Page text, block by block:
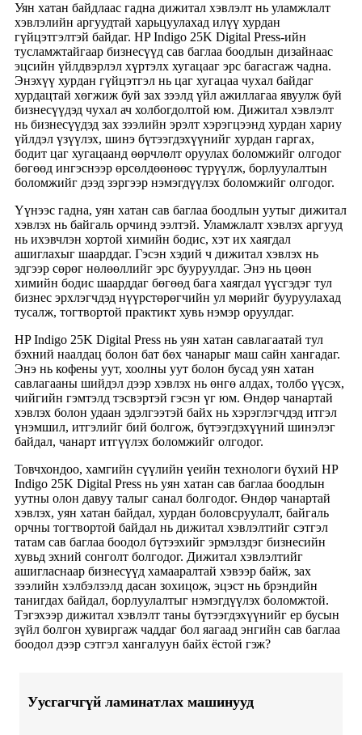
Уян хатан байдлаас гадна дижитал хэвлэлт нь уламжлалт
хэвлэлийн аргуудтай харьцуулахад илүү хурдан
гүйцэтгэлтэй байдаг. HP Indigo 25K Digital Press-ийн
тусламжтайгаар бизнесүүд сав баглаа боодлын дизайнаас
эцсийн үйлдвэрлэл хүртэлх хугацааг эрс багасгаж чадна.
Энэхүү хурдан гүйцэтгэл нь цаг хугацаа чухал байдаг
хурдацтай хөгжиж буй зах зээлд үйл ажиллагаа явуулж буй
бизнесүүдэд чухал ач холбогдолтой юм. Дижитал хэвлэлт
нь бизнесүүдэд зах зээлийн эрэлт хэрэгцээнд хурдан хариу
үйлдэл үзүүлэх, шинэ бүтээгдэхүүнийг хурдан гаргах,
бодит цаг хугацаанд өөрчлөлт оруулах боломжийг олгодог
бөгөөд ингэснээр өрсөлдөөнөөс түрүүлж, борлуулалтын
боломжийг дээд зэргээр нэмэгдүүлэх боломжийг олгодог.
Үүнээс гадна, уян хатан сав баглаа боодлын уутыг дижитал
хэвлэх нь байгаль орчинд ээлтэй. Уламжлалт хэвлэх аргууд
нь ихэвчлэн хортой химийн бодис, хэт их хаягдал
ашиглахыг шаарддаг. Гэсэн хэдий ч дижитал хэвлэх нь
эдгээр сөрөг нөлөөллийг эрс бууруулдаг. Энэ нь цөөн
химийн бодис шаарддаг бөгөөд бага хаягдал үүсгэдэг тул
бизнес эрхлэгчдэд нүүрстөрөгчийн ул мөрийг бууруулахад
тусалж, тогтвортой практикт хувь нэмэр оруулдаг.
HP Indigo 25K Digital Press нь уян хатан савлагаатай тул
бэхний наалдац болон бат бөх чанарыг маш сайн хангадаг.
Энэ нь кофены уут, хоолны уут болон бусад уян хатан
савлагааны шийдэл дээр хэвлэх нь өнгө алдах, толбо үүсэх,
чийгийн гэмтэлд тэсвэртэй гэсэн үг юм. Өндөр чанартай
хэвлэх болон удаан эдэлгээтэй байх нь хэрэглэгчдэд итгэл
үнэмшил, итгэлийг бий болгож, бүтээгдэхүүний шинэлэг
байдал, чанарт итгүүлэх боломжийг олгодог.
Товчхондоо, хамгийн сүүлийн үеийн технологи бүхий HP
Indigo 25K Digital Press нь уян хатан сав баглаа боодлын
уутны олон давуу талыг санал болгодог. Өндөр чанартай
хэвлэх, уян хатан байдал, хурдан боловсруулалт, байгаль
орчны тогтвортой байдал нь дижитал хэвлэлтийг сэтгэл
татам сав баглаа боодол бүтээхийг эрмэлздэг бизнесийн
хувьд эхний сонголт болгодог. Дижитал хэвлэлтийг
ашигласнаар бизнесүүд хамааралтай хэвээр байж, зах
зээлийн хэлбэлзэлд дасан зохицож, эцэст нь брэндийн
танигдах байдал, борлуулалтыг нэмэгдүүлэх боломжтой.
Тэгэхээр дижитал хэвлэлт таны бүтээгдэхүүнийг ер бусын
зүйл болгон хувиргаж чаддаг бол яагаад энгийн сав баглаа
боодол дээр сэтгэл хангалуун байх ёстой гэж?
Уусгагчгүй ламинатлах машинууд